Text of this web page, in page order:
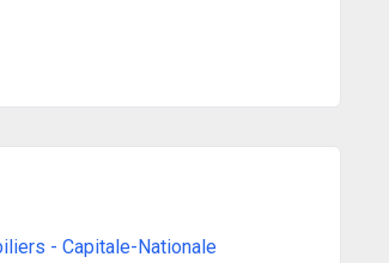
- Capitale-Nationale